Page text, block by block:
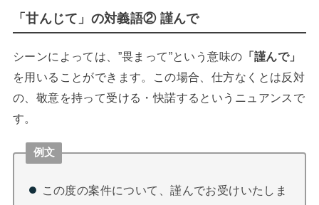
「甘んじて」の対義語② 謹んで
シーンによっては、”畏まって”という意味の 「謹んで」
を用いることができます。この場合、仕方なくとは反対
の、敬意を持って受ける・快諾するというニュアンスで
す。
例文
この度の案件について、謹んでお受けいたしま